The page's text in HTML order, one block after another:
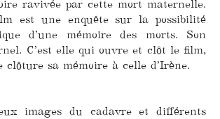
ravivée par cette mort maternelle.
est une enquête sur la possibilité
d’une mémoire des morts. Son
C’est elle qui ouvre et clôt le film,
sa mémoire à celle d’Irène.
images du cadavre et différents